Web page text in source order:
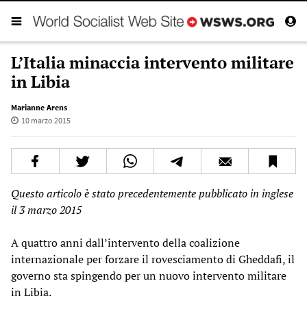
L’Italia minaccia intervento militare
in Libia
Marianne Arens
10 marzo 2015
Questo articolo è stato precedentemente pubblicato in inglese
il 3 marzo 2015
A quattro anni dall’intervento della coalizione
internazionale per forzare il rovesciamento di Gheddafi, il
governo sta spingendo per un nuovo intervento militare
in Libia.